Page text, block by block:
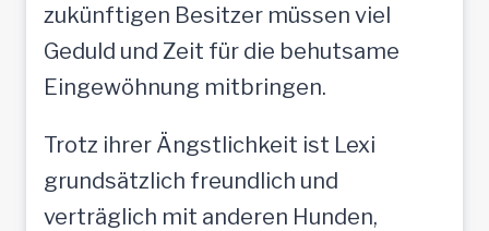
zukünftigen Besitzer müssen viel
Geduld und Zeit für die behutsame
Eingewöhnung mitbringen.
Trotz ihrer Ängstlichkeit ist Lexi
grundsätzlich freundlich und
verträglich mit anderen Hunden,